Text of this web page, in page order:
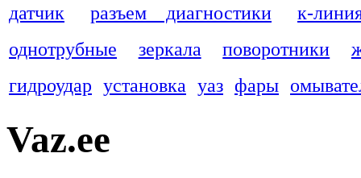
датчик
разъем диагностики
к-
однотрубные
зеркала поворотники
гидроудар установка уаз фары
Vaz.ee